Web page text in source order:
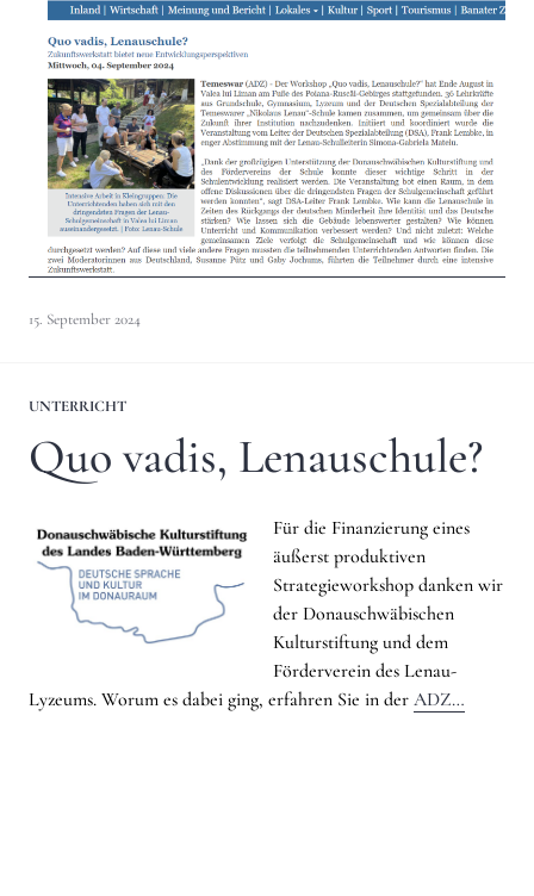
15. September 2024
UNTERRICHT
Quo vadis, Lenauschule?
Für die Finanzierung eines
äußerst produktiven
Strategieworkshop danken wir
der Donauschwäbischen
Kulturstiftung und dem
Förderverein des Lenau-
Lyzeums. Worum es dabei ging, erfahren Sie in der ADZ…